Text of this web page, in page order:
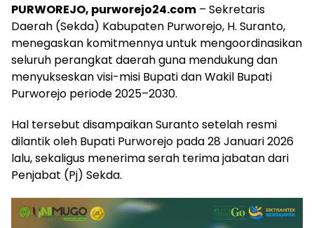
PURWOREJO, purworejo24.com – Sekretaris
Daerah (Sekda) Kabupaten Purworejo, H. Suranto,
menegaskan komitmennya untuk mengoordinasikan
seluruh perangkat daerah guna mendukung dan
menyukseskan visi-misi Bupati dan Wakil Bupati
Purworejo periode 2025–2030.
Hal tersebut disampaikan Suranto setelah resmi
dilantik oleh Bupati Purworejo pada 28 Januari 2026
lalu, sekaligus menerima serah terima jabatan dari
Penjabat (Pj) Sekda.